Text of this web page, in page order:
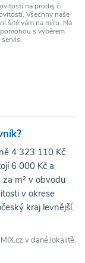
na prodej či
Všechny naše
šité vám na míru. Na
s výběrem
4 323 110 Kč
6 000 Kč a
m² v obvodu
v okrese
kraj levnější.
v dané lokalitě.